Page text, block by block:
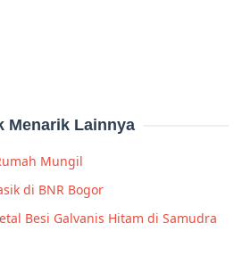
Menarik Lainnya
Mungil
di BNR Bogor
Besi Galvanis Hitam di Samudra